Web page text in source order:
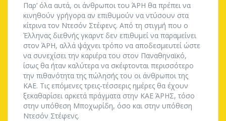
Παρ’ όλα αυτά, οι άνθρωποι του ΆΡΗ θα πρέπει να
κινηθούν γρήγορα αν επιθυμούν να ντύσουν στα
κίτρινα τον Ντεσόν Στέφενς. Από τη στιγμή που ο
Έλληνας διεθνής γκαρντ δεν επιθυμεί να παραμείνει
στον ΆΡΗ, αλλά ψάχνει τρόπο να αποδεσμευτεί ώστε
να συνεχίσει την καριέρα του στον Παναθηναϊκό,
ίσως θα ήταν καλύτερα να σκέφτονται περισσότερο
την πιθανότητα της πώλησής του οι άνθρωποι της
ΚΑΕ. Τις επόμενες τρεις-τέσσερις ημέρες θα έχουν
ξεκαθαρίσει αρκετά πράγματα στην ΚΑΕ ΆΡΗΣ, τόσο
στην υπόθεση Μποχωρίδη, όσο και στην υπόθεση
Ντεσόν Στέφενς.